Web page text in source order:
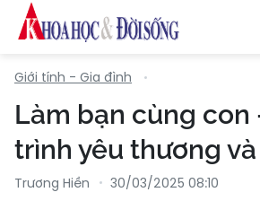
Giới tính - Gia đình
Làm bạn cùng con
trình yêu thương
Trương Hiền 30/03/2025 08:10